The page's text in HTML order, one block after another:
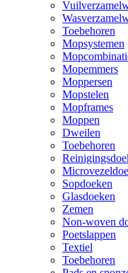
Toebehoren
Mopsystemen
Mopemmers
Moppersen
Mopstelen
Mopframes
Moppen
Dweilen
Toebehoren
Sopdoeken
Glasdoeken
Zemen
Non-woven
Poetslappen
Textiel
Toebehoren